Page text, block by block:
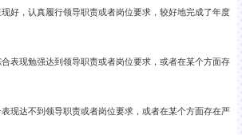
，认真履行领导职责或者岗位要求，较好地完成了年度
现勉强达到领导职责或者岗位要求，或者在某个方面存
达不到领导职责或者岗位要求，或者在某个方面存在严